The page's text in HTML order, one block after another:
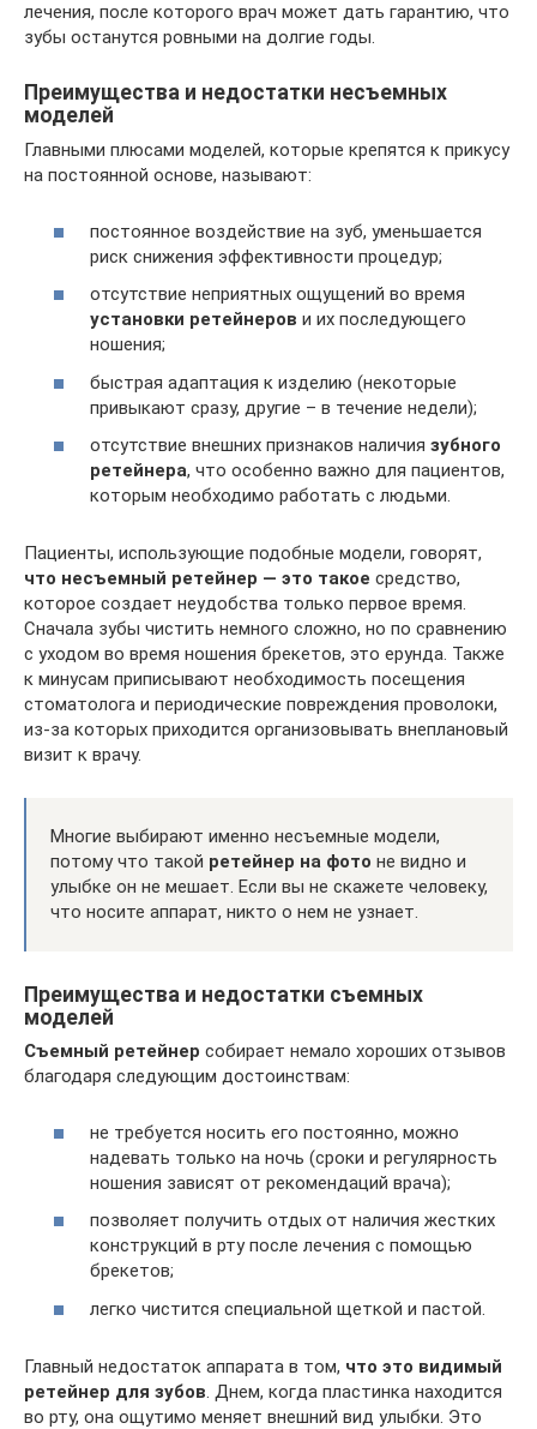
лечения, после которого врач может дать гарантию, что
зубы останутся ровными на долгие годы.
Преимущества и недостатки несъемных
моделей
Главными плюсами моделей, которые крепятся к прикусу
на постоянной основе, называют:
постоянное воздействие на зуб, уменьшается
риск снижения эффективности процедур;
отсутствие неприятных ощущений во время
установки ретейнеров и их последующего
ношения;
быстрая адаптация к изделию (некоторые
привыкают сразу, другие – в течение недели);
отсутствие внешних признаков наличия зубного
ретейнера, что особенно важно для пациентов,
которым необходимо работать с людьми.
Пациенты, использующие подобные модели, говорят,
что несъемный ретейнер — это такое средство,
которое создает неудобства только первое время.
Сначала зубы чистить немного сложно, но по сравнению
с уходом во время ношения брекетов, это ерунда. Также
к минусам приписывают необходимость посещения
стоматолога и периодические повреждения проволоки,
из-за которых приходится организовывать внеплановый
визит к врачу.
Многие выбирают именно несъемные модели,
потому что такой ретейнер на фото не видно и
улыбке он не мешает. Если вы не скажете человеку,
что носите аппарат, никто о нем не узнает.
Преимущества и недостатки съемных
моделей
Съемный ретейнер собирает немало хороших отзывов
благодаря следующим достоинствам:
не требуется носить его постоянно, можно
надевать только на ночь (сроки и регулярность
ношения зависят от рекомендаций врача);
позволяет получить отдых от наличия жестких
конструкций в рту после лечения с помощью
брекетов;
легко чистится специальной щеткой и пастой.
Главный недостаток аппарата в том, что это видимый
ретейнер для зубов. Днем, когда пластинка находится
во рту, она ощутимо меняет внешний вид улыбки. Это